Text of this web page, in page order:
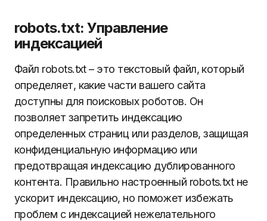
robots.txt: Управление
индексацией
Файл robots.txt – это текстовый файл, который
определяет, какие части вашего сайта
доступны для поисковых роботов. Он
позволяет запретить индексацию
определенных страниц или разделов, защищая
конфиденциальную информацию или
предотвращая индексацию дублированного
контента. Правильно настроенный robots.txt не
ускорит индексацию, но поможет избежать
проблем с индексацией нежелательного